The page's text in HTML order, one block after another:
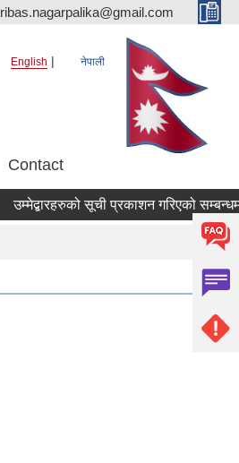
English नेपाली
Contact
उम्मेद्बारहरुको सूची प्रकाशन गरिएको